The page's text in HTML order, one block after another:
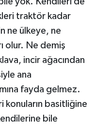
traktör kadar
ne ülkeye, ne
olur. Ne demiş
incir ağacından
ana
fayda gelmez.
konuların basitliğine
bile